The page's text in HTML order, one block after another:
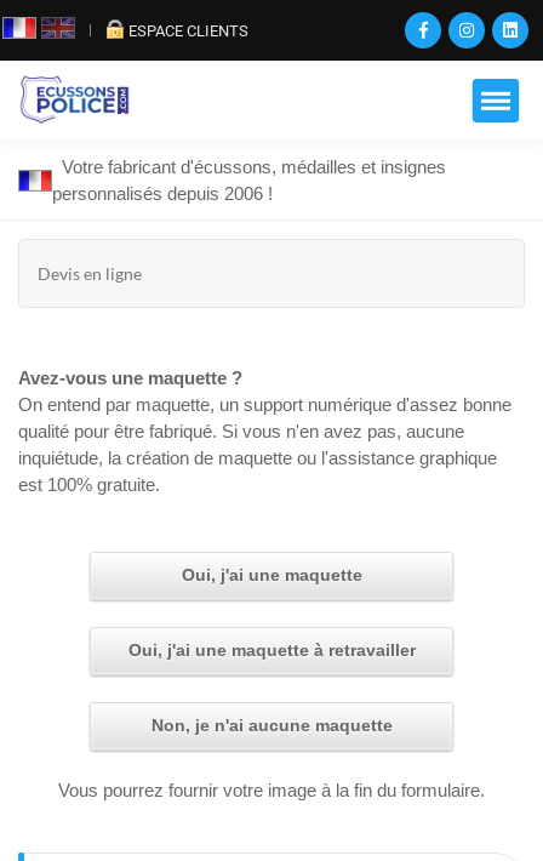
ESPACE CLIENTS
Votre fabricant d'écussons, médailles et insignes
personnalisés depuis 2006 !
Devis en ligne
Avez-vous une maquette ?
On entend par maquette, un support numérique d'assez bonne
qualité pour être fabriqué. Si vous n'en avez pas, aucune
inquiétude, la création de maquette ou l'assistance graphique
est 100% gratuite.
Oui, j'ai une maquette
Oui, j'ai une maquette à retravailler
Non, je n'ai aucune maquette
Vous pourrez fournir votre image à la fin du formulaire.